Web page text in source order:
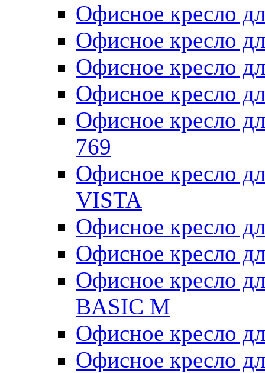
Офисное кресло
Офисное кресло
Офисное кресло
Офисное кресло
Офисное кресло
769
Офисное кресло
VISTA
Офисное кресло
Офисное кресло
Офисное кресло
BASIC M
Офисное кресло
Офисное кресло